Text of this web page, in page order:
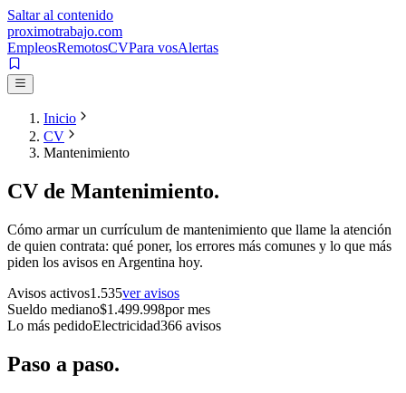
Saltar al contenido
proximotrabajo.com
EmpleosRemotosCVPara vosAlertas
Inicio
CV
Mantenimiento
CV de Mantenimiento.
Cómo armar un currículum de mantenimiento que llame la atención
de quien contrata: qué poner, los errores más comunes y lo que más
piden los avisos en Argentina hoy.
Avisos activos1.535ver avisos
Sueldo mediano$1.499.998por mes
Lo más pedidoElectricidad366 avisos
Paso a paso.